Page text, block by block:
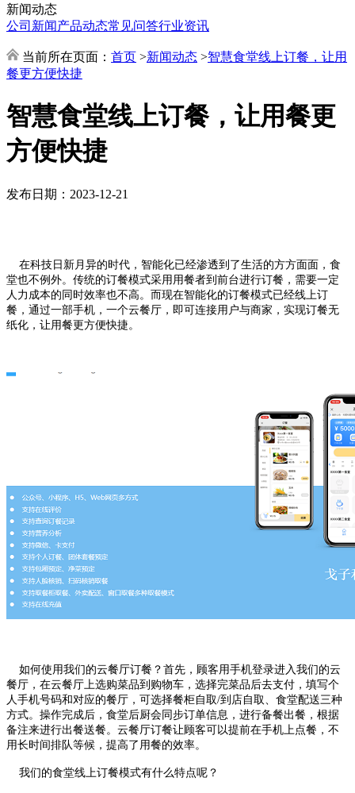
新闻动态
公司新闻产品动态常见问答行业资讯
当前所在页面： 首页 >新闻动态 >智慧食堂线上订餐，让用
餐更方便快捷
智慧食堂线上订餐，让用餐更
方便快捷
发布日期：2023-12-21
在科技日新月异的时代，智能化已经渗透到了生活的方方面面，食
堂也不例外。传统的订餐模式采用用餐者到前台进行订餐， 需要一定
人力成本的同时效率也不高。而现在智能化的订餐模式已经线上订
餐，通过一部手机，一个云餐厅，即可连接用户与商家，实现订餐无
纸化，让用餐更方便快捷。
如何使用我们的云餐厅订餐？首先，顾客用手机登录进入我们的云
餐厅，在云餐厅上选购菜品到购物车，选择完菜品后去支付，填写个
人手机号码和对应的餐厅，可选择餐柜自取/到店自取、食堂配送三种
方式。操作完成后，食堂后厨会同步订单信息，进行备餐出餐，根据
备注来进行出餐送餐。云餐厅订餐让顾客可以提前在手机上点餐，不
用长时间排队等候，提高了用餐的效率。
我们的食堂线上订餐模式有什么特点呢？